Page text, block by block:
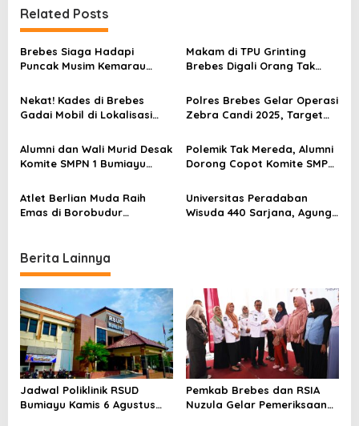
a
v
i
a
t
i
o
n
Related Posts
Brebes Siaga Hadapi
Puncak Musim Kemarau
Kesiapsiagaan Bencana dan
Karhutla
Makam di TPU Grinting
Brebes Digali Orang Tak
Selidiki Motif Pelaku
Nekat! Kades di Brebes
Gadai Mobil di Lokalisasi
Polres Brebes Gelar Operasi
Zebra Candi 2025, Target
Pelanggaran Lalu Lintas
Alumni dan Wali Murid Desak
Komite SMPN 1 Bumiayu
Tangan
Polemik Tak Mereda, Alumni
Dorong Copot Komite SMPN
Protes
Atlet Berlian Muda Raih
Emas di Borobudur
Tegal!
Universitas Peradaban
Wisuda 440 Sarjana, Agung
Berita Lainnya
Jadwal Poliklinik RSUD
Bumiayu Kamis 6 Agustus
Pemkab Brebes dan RSIA
Nuzula Gelar Pemeriksaan